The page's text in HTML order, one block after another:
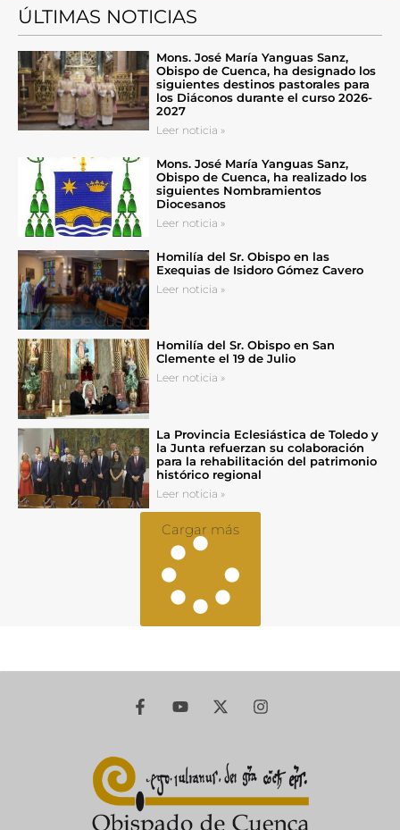
ÚLTIMAS NOTICIAS
Mons. José María Yanguas Sanz,
Obispo de Cuenca, ha designado los
siguientes destinos pastorales para
los Diáconos durante el curso 2026-
2027
Leer noticia »
Mons. José María Yanguas Sanz,
Obispo de Cuenca, ha realizado los
siguientes Nombramientos
Diocesanos
Leer noticia »
Homilía del Sr. Obispo en las
Exequias de Isidoro Gómez Cavero
Leer noticia »
Homilía del Sr. Obispo en San
Clemente el 19 de Julio
Leer noticia »
La Provincia Eclesiástica de Toledo y
la Junta refuerzan su colaboración
para la rehabilitación del patrimonio
histórico regional
Leer noticia »
Cargar más